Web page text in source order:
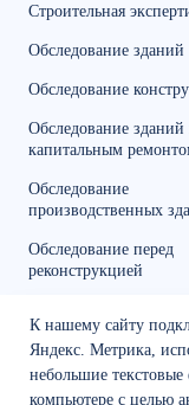
Строительная
Обследование зданий
Обследование
Обследование зданий
капитальным
Обследование
производственных
Обследование перед
реконструкцией
К нашему сайту
Яндекс. Метрика,
небольшие
компьютере с целью